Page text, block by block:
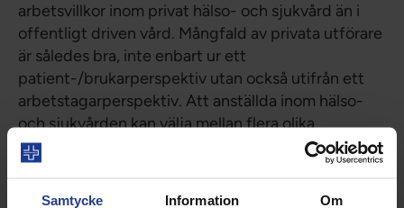
Samtycke Information Om
arbetsvillkor inom privat hälso- och sjukvård än i
offentligt driven vård. Mångfald av privata utförare
är således bra, inte enbart ur ett
patient-/brukarperspektiv utan också utifrån ett
arbetstagarperspektiv. Att anställda inom hälso-
och sjukvården kan välja mellan flera olika
arbetsgivare, och inte enbart är hänvisade till
kommuner och landsting, utvecklar
anställningsvillkoren.